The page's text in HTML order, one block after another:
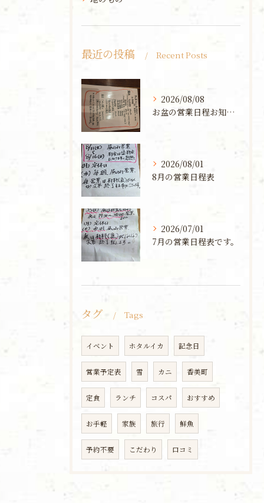
最近の投稿 Recent Posts
2026/08/08
お盆の営業日程お知らせ
2026/08/01
8月の営業日程表
2026/07/01
7月の営業日程表です。
タグ Tags
イベント ホタルイカ 記念日
営業予定表 雪 カニ 香美町
定食 ランチ コスパ おすすめ
お手軽 家族 旅行 鮮魚
予約不要 こだわり 口コミ